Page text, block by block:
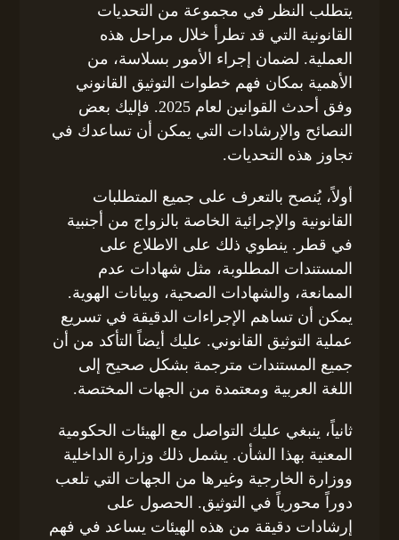
يتطلب النظر في مجموعة من التحديات
القانونية التي قد تطرأ خلال مراحل هذه
العملية. لضمان إجراء الأمور بسلاسة، من
الأهمية بمكان فهم خطوات التوثيق القانوني
وفق أحدث القوانين لعام 2025. فإليك بعض
النصائح والإرشادات التي يمكن أن تساعدك في
تجاوز هذه التحديات.
أولاً، يُنصح بالتعرف على جميع المتطلبات
القانونية والإجرائية الخاصة بالزواج من أجنبية
في قطر. ينطوي ذلك على الاطلاع على
المستندات المطلوبة، مثل شهادات عدم
الممانعة، والشهادات الصحية، وبيانات الهوية.
يمكن أن تساهم الإجراءات الدقيقة في تسريع
عملية التوثيق القانوني. عليك أيضاً التأكد من أن
جميع المستندات مترجمة بشكل صحيح إلى
اللغة العربية ومعتمدة من الجهات المختصة.
ثانياً، ينبغي عليك التواصل مع الهيئات الحكومية
المعنية بهذا الشأن. يشمل ذلك وزارة الداخلية
ووزارة الخارجية وغيرها من الجهات التي تلعب
دوراً محورياً في التوثيق. الحصول على
إرشادات دقيقة من هذه الهيئات يساعد في فهم